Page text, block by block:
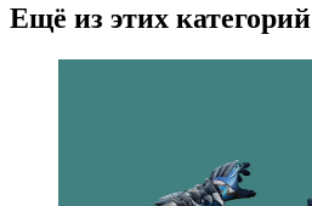
Ещё из этих категорий